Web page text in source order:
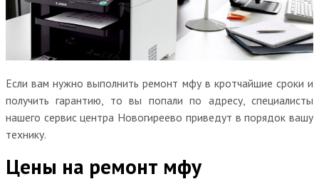
Если вам нужно выполнить ремонт мфу в кротчайшие сроки и
получить гарантию, то вы попали по адресу, специалисты
нашего сервис центра Новогиреево приведут в порядок вашу
технику.
Цены на ремонт мфу